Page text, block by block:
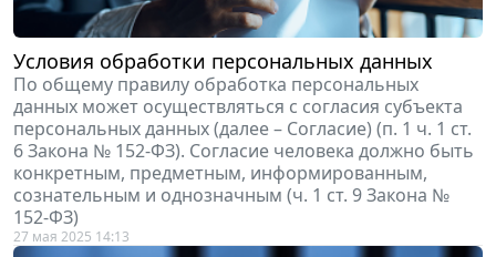
Условия обработки персональных данных
По общему правилу обработка персональных
данных может осуществляться с согласия субъекта
персональных данных (далее – Согласие) (п. 1 ч. 1 ст.
6 Закона № 152-ФЗ). Согласие человека должно быть
конкретным, предметным, информированным,
сознательным и однозначным (ч. 1 ст. 9 Закона №
152-ФЗ)
27 мая 2025 14:13